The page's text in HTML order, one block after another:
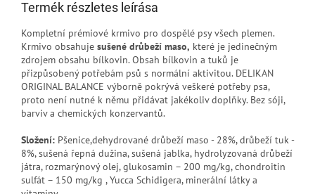
Termék részletes leírása
Kompletní prémiové krmivo pro dospělé psy všech plemen.
Krmivo obsahuje sušené drůbeží maso, které je jedinečným
zdrojem obsahu bílkovin. Obsah bílkovin a tuků je
přizpůsobený potřebám psů s normální aktivitou. DELIKAN
ORIGINAL BALANCE výborně pokrývá veškeré potřeby psa,
proto není nutné k němu přidávat jakékoliv doplňky. Bez sóji,
barviv a chemických konzervantů.
Složení: Pšenice,dehydrované drůbeží maso - 28%, drůbeží tuk -
8%, sušená řepná dužina, sušená jablka, hydrolyzovaná drůbeží
játra, rozmarýnový olej, glukosamin – 200 mg/kg, chondroitin
sulfát – 150 mg/kg , Yucca Schidigera, minerální látky a